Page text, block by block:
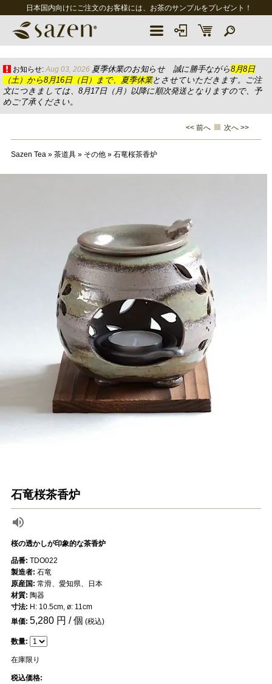
日本国内向けにご注文のお客様には、お茶のサンプルをプレゼント！
お知らせ: Aug 03, 2026 夏季休業のお知らせ 誠に勝手ながら8月8日
（土）から8月16日（日）まで、夏季休業とさせていただきます。ご注
文につきましては、8月17日（月）以降に順次発送となりますので、予
めご了承ください。
<< 前へ 次へ >>
Sazen Tea» 茶道具» その他» 石竜桜茶香炉
石竜桜茶香炉
桜の透かしが印象的な茶香炉
品番: TDO022
製造者: 石竜
原産国: 常滑、愛知県、日本
材質: 陶器
寸法: H: 10.5cm, ø: 11cm
単価: 5,280円 / 個 (税込)
数量:
在庫限り
税込価格: